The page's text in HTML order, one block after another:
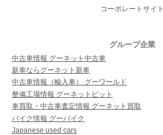
コーポレートサイト
グループ企業
中古車情報 グーネット中古車
新車ならグーネット新車
中古車情報（輸入車） グーワールド
整備工場情報 グーネットピット
車買取・中古車査定情報 グーネット買取
バイク情報 グーバイク
Japanese used cars